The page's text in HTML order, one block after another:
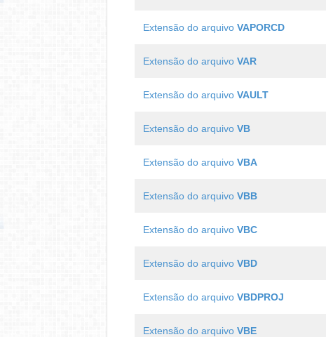
Extensão do arquivo VAPORCD
Extensão do arquivo VAR
Extensão do arquivo VAULT
Extensão do arquivo VB
Extensão do arquivo VBA
Extensão do arquivo VBB
Extensão do arquivo VBC
Extensão do arquivo VBD
Extensão do arquivo VBDPROJ
Extensão do arquivo VBE